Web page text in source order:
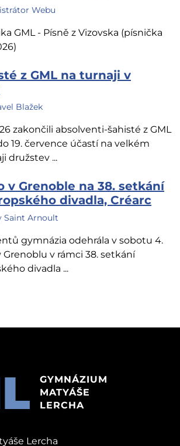
Webu
GML - Písně z Vizovska (písnička
z GML na turnaji v
Blažek
zakončili absolventi-šahisté z GML
19. července účastí na velkém
družstev ...
v Grenoble na 38. setkání
divadla, Créarc
Saint Arnoult
gymnázia odehrála v sobotu 4.
Grenoblu v rámci 38. setkání
divadla ...
GYMNÁZIUM
MATYÁŠE
LERCHA
Lercha